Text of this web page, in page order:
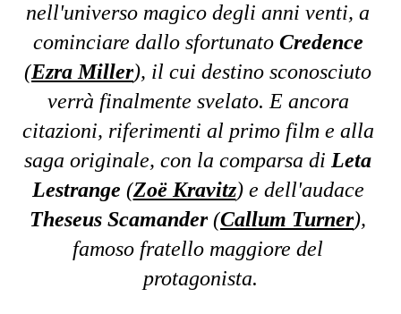
nell'universo magico degli anni venti, a
cominciare dallo sfortunato Credence
(Ezra Miller), il cui destino sconosciuto
verrà finalmente svelato. E ancora
citazioni, riferimenti al primo film e alla
saga originale, con la comparsa di Leta
Lestrange (Zoë Kravitz
Theseus Scamander (Callum Turner),
famoso fratello maggiore del
protagonista.